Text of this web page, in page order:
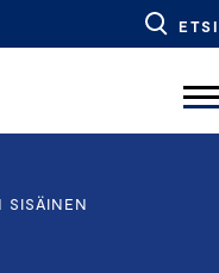
ETSI
SISÄINEN